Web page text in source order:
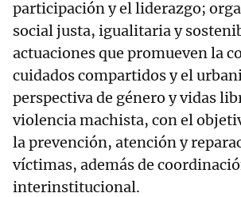
participación y el liderazgo;
social justa, igualitaria y
actuaciones que promueven la
cuidados compartidos y el
perspectiva de género y vidas
violencia machista, con el
la prevención, atención y
víctimas, además de
interinstitucional.